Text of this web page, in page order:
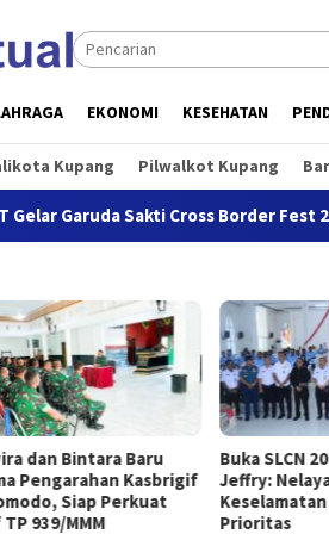
EKONOMI KESEHATAN
Kupang Pilwalkot Kupang
Sakti Cross Border Fest 2026
dan Bintara Baru
Pengarahan Kasbrigif
Siap Perkuat
939/MMM
Buka SLCN
Jeffry:
Prioritas